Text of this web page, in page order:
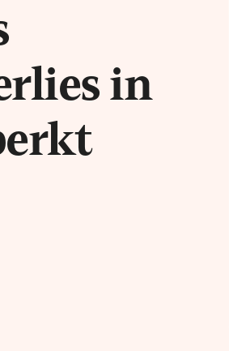
in